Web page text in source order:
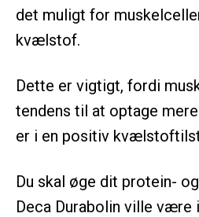
det muligt for
kvælstof.
Dette er vigtigt, fordi
tendens til at optage
er i en positiv
Du skal øge dit protein-
Deca Durabolin ville være